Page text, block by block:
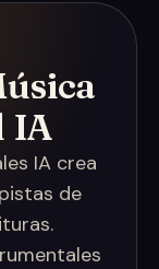
IA
IA crea
de